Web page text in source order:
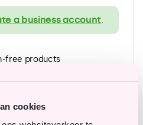
cookies
a business account.
free products